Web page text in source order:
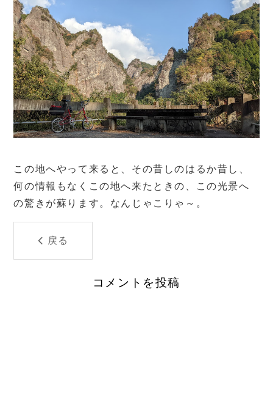
この地へやって来ると、その昔しのはるか昔し、
何の情報もなくこの地へ来たときの、この光景へ
の驚きが蘇ります。なんじゃこりゃ～。
戻る
コメントを投稿